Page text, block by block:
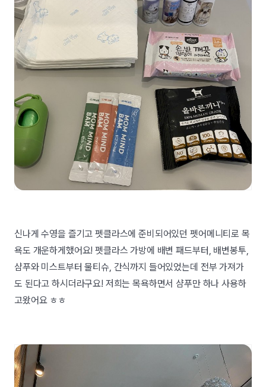
신나게 수영을 즐기고 펫클라스에 준비되어있던 펫어메니티로 목
욕도 개운하게했어요! 펫클라스 가방에 배변 패드부터, 배변봉투,
샴푸와 미스트부터 물티슈, 간식까지 들어있었는데 전부 가져가
도 된다고 하시더라구요! 저희는 목욕하면서 샴푸만 하나 사용하
고왔어요 ㅎㅎ